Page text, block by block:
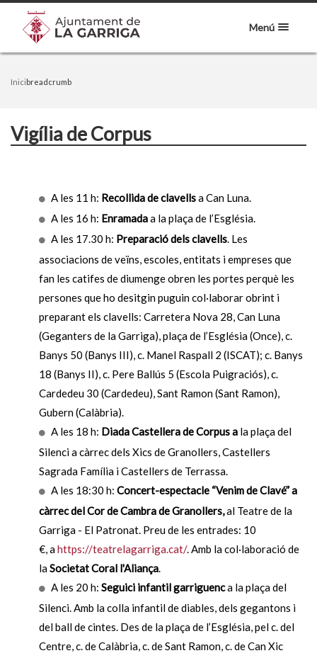
Menú
Inicibreadcrumb
Vigília de Corpus
A les 11 h: Recollida de clavellsa Can Luna.
A les 16 h: Enramadaa la plaça de l’Església.
A les 17.30 h: Preparació dels clavells. Les
associacions de veïns, escoles, entitats i empreses que
fan les catifes de diumenge obren les portes perquè les
persones que ho desitgin puguin col·laborar obrint i
preparant els clavells: Carretera Nova 28, Can Luna
(Geganters de la Garriga), plaça de l’Església (Once), c.
Banys 50 (Banys III), c. Manel Raspall 2 (ISCAT); c. Banys
18 (Banys II), c. Pere Ballús 5 (Escola Puigraciós), c.
Cardedeu 30 (Cardedeu), Sant Ramon (Sant Ramon),
Gubern (Calàbria).
A les 18 h: Diada Castellera de Corpus a la plaça del
Silenci a càrrec dels Xics de Granollers, Castellers
Sagrada Família i Castellers de Terrassa.
A les 18:30 h: Concert-espectacle “Venim de Clavé” a
càrrec del Cor de Cambra de Granollers,al Teatre de la
Garriga - El Patronat. Preu de les entrades: 10
€, ahttps://teatrelagarriga.cat/. Amb la col·laboració de
laSocietat Coral l'Aliança.
A les 20 h: Seguici infantil garriguenca la plaça del
Silenci. Amb la colla infantil de diables, dels gegantons i
del ball de cintes. Des de la plaça de l’Església, pel c. del
Centre, c. de Calàbria, c. de Sant Ramon, c. de Can Xic